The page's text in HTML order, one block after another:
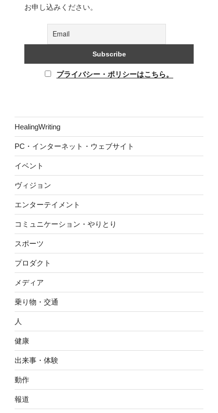
お申し込みください。
プライバシー・ポリシーはこちら。
HealingWriting
PC・インターネット・ウェブサイト
イベント
ヴィジョン
エンターテイメント
コミュニケーション・やりとり
スポーツ
プロダクト
メディア
乗り物・交通
人
健康
出来事・体験
動作
報道